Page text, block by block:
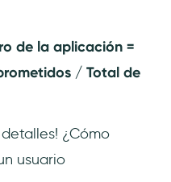
de la aplicación =
/ Total de
¿Cómo
usuario